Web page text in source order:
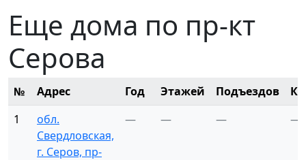
Еще дома по пр-кт
Серова
№ Адрес Год Этажей Подъездов
1
обл.
Свердловская,
г. Серов, пр-
— — — —